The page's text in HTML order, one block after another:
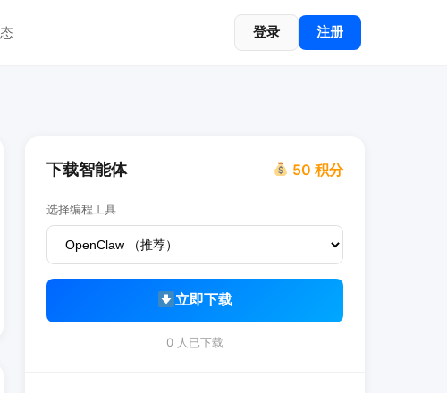
登录 注册
下载智能体 50 积分
选择编程工具
立即下载
0 人已下载